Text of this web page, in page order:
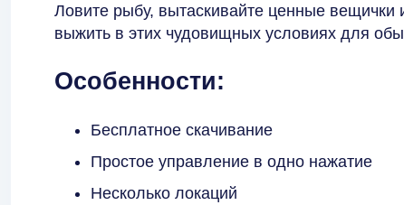
Ловите рыбу, вытаскивайте ценные вещички
выжить в этих чудовищных условиях для
Особенности:
Бесплатное скачивание
Простое управление в одно нажатие
Несколько локаций